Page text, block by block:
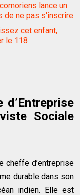
lance un
de ne pas s'inscrire
cet enfant,
le 118
d’Entreprise
Sociale
cheffe d’entreprise
durable dans son
indien. Elle est